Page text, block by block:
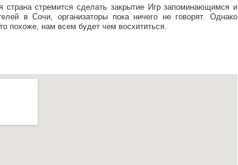
стремится сделать закрытие Игр запоминающимся и
в Сочи, организаторы пока ничего не говорят. Однако
похоже, нам всем будет чем восхититься.